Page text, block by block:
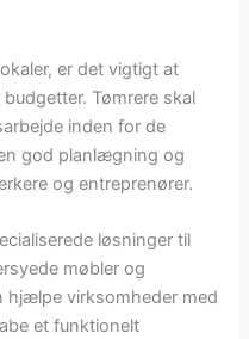
er det vigtigt at
Tømrere skal
inden for de
god planlægning og
og entreprenører.
løsninger til
møbler og
hjælpe virksomheder med
et funktionelt